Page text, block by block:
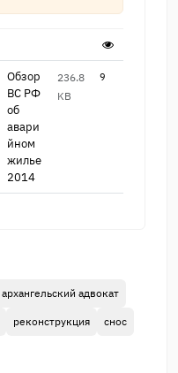
Обзор
ВС РФ
об
авари​
йном
жилье
2014
236.8
KB
9
архангельский адвокат
реконструкция снос